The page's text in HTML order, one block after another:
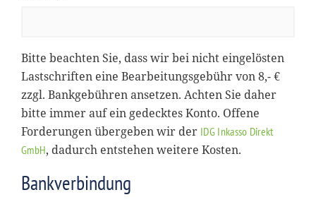
Bitte beachten Sie, dass wir bei nicht eingelösten
Lastschriften eine Bearbeitungsgebühr von 8,- €
zzgl. Bankgebühren ansetzen. Achten Sie daher
bitte immer auf ein gedecktes Konto. Offene
Forderungen übergeben wir der IDG Inkasso Direkt
GmbH, dadurch entstehen weitere Kosten.
Bankverbindung